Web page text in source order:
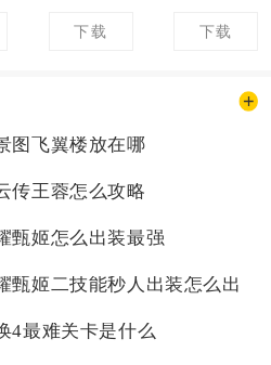
下载 下载
图飞翼楼放在哪
传王蓉怎么攻略
甄姬怎么出装最强
甄姬二技能秒人出装怎么出
4最难关卡是什么